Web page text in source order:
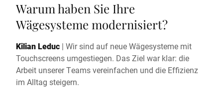
Warum haben Sie Ihre
Wägesysteme modernisiert?
Kilian Leduc | Wir sind auf neue Wägesysteme mit
Touchscreens umgestiegen. Das Ziel war klar: die
Arbeit unserer Teams vereinfachen und die Effizienz
im Alltag steigern.